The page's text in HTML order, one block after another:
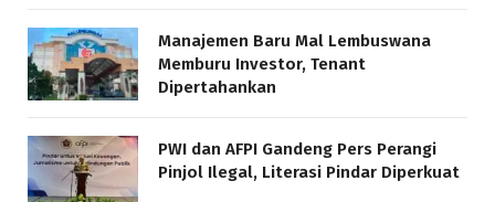
Manajemen Baru Mal Lembuswana
Memburu Investor, Tenant
Dipertahankan
PWI dan AFPI Gandeng Pers Perangi
Pinjol Ilegal, Literasi Pindar Diperkuat